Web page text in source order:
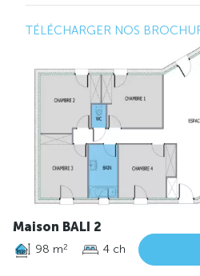
TÉLÉCHARGER NOS
Maison BALI 2
98 m2 4 ch